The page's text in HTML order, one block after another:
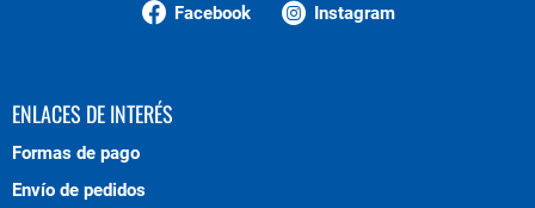
Facebook Instagram
ENLACES DE INTERÉS
Formas de pago
Envío de pedidos